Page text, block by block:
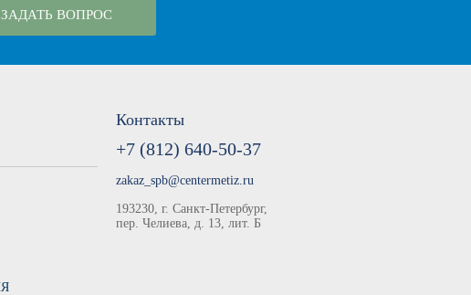
ЗАДАТЬ ВОПРОС
Контакты
+7 (812) 640-50-37
zakaz_spb@centermetiz.ru
193230, г. Санкт-Петербург,
пер. Челиева, д. 13, лит. Б